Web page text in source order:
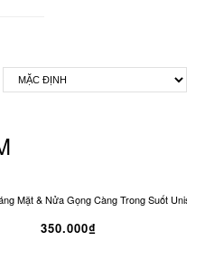
Mặt & Nửa Gọng Càng Trong Suốt
350.000₫